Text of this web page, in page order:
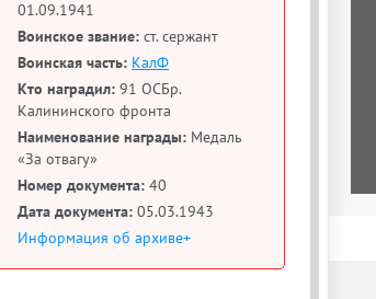
01.09.1941
Воинское звание: ст. сержант
Воинская часть: КалФ
Кто наградил: 91 ОСБр.
Калининского фронта
Наименование награды: Медаль
«За отвагу»
Номер документа: 40
Дата документа: 05.03.1943
Информация об архиве+